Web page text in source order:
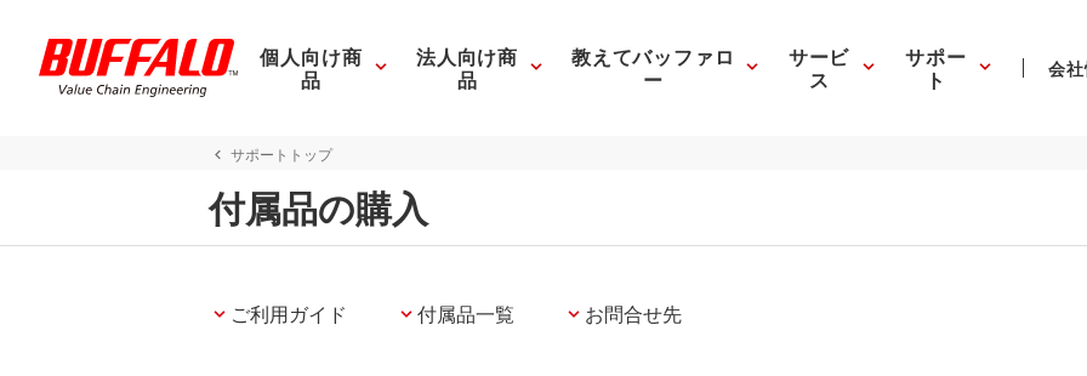
個人向け商
品
法人向け商
品
教えてバッファロ
ー
サービ
ス
サポー
ト 会
サポートトップ
付属品の購入
ご利用ガイド 付属品一覧 お問合せ先